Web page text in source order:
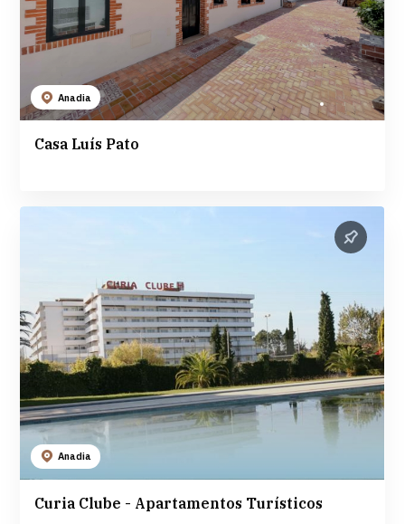
Anadia
Casa Luís Pato
Anadia
Curia Clube - Apartamentos Turísticos